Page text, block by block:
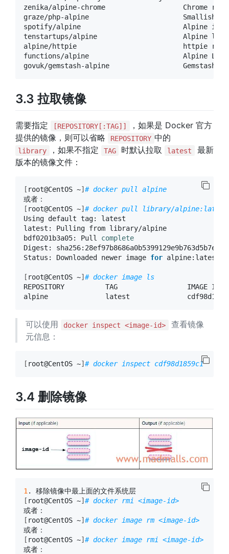
zenika/alpine-chrome                   Chrome
graze/php-alpine                       Smallish php7
spotify/alpine                         Alpine
tenstartups/alpine                     Alpine linux
alpine/httpie                          httpie
functions/alpine                       Alpine Linux /
govuk/gemstash-alpine
3.3 拉取镜像
需要指定 [REPOSITORY[:TAG]]
，如果是 Docker 官方
提供的镜像，则可以省略
REPOSITORY 中的
library ，如果不指定 TAG 时默认拉取 latest
最新
版本的镜像文件：
[ root@CentOS ~] # docker pull alpine
[ root@CentOS ~] # docker pull library/alpine:latest
Using default tag: latest
latest: Pulling from library/alpine
bdf0201b3a05: Pull complete
Digest:
Status: Downloaded newer image for alpine:latest
[ root@CentOS ~] # docker image ls
REPOSITORY          TAG                 IMAGE
alpine              latest
可以使用 docker inspect <image-id>
查看镜像
元信息：
[ root@CentOS ~] # docker inspect cdf98d1859c1
3.4 删除镜像
1
[ root@CentOS ~] # docker rmi <image-id>
[ root@CentOS ~] # docker image rm <image-id>
[ root@CentOS ~] # docker image rmi <image-id>